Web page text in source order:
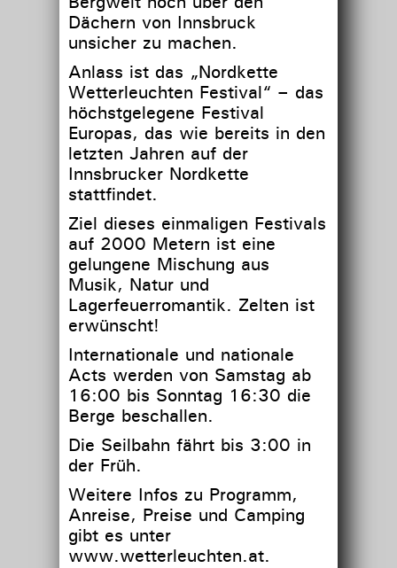
Dächern von Innsbruck
unsicher zu machen.
Anlass ist das „Nordkette
Wetterleuchten Festival“ – das
höchstgelegene Festival
Europas, das wie bereits in den
letzten Jahren auf der
Innsbrucker Nordkette
stattfindet.
Ziel dieses einmaligen Festivals
auf 2000 Metern ist eine
gelungene Mischung aus
Musik, Natur und
Lagerfeuerromantik. Zelten ist
erwünscht!
Internationale und nationale
Acts werden von Samstag ab
16:00 bis Sonntag 16:30 die
Berge beschallen.
Die Seilbahn fährt bis 3:00 in
der Früh.
Weitere Infos zu Programm,
Anreise, Preise und Camping
gibt es unter
www.wetterleuchten.at.